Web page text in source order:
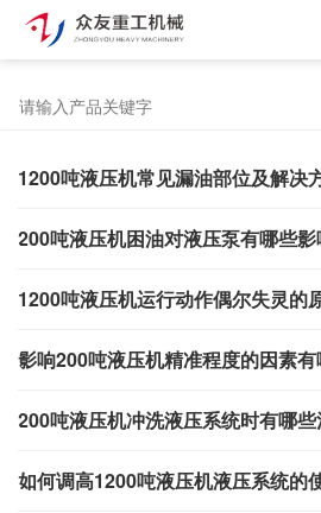
1200吨液压机常见漏油部位及解决
200吨液压机困油对液压泵有哪些影
1200吨液压机运行动作偶尔失灵的
影响200吨液压机精准程度的因素有
200吨液压机冲洗液压系统时有哪些
如何调高1200吨液压机液压系统的